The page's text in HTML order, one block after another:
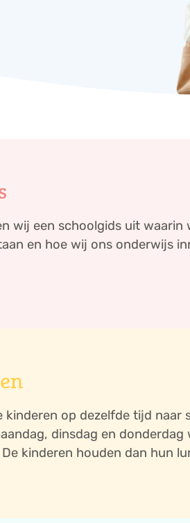
wij een schoolgids uit waarin
en hoe wij ons onderwijs
kinderen op dezelfde tijd
dinsdag en
kinderen houden dan hun